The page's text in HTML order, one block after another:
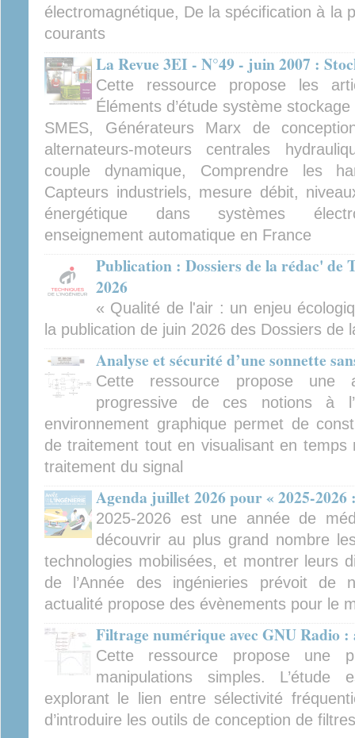
électromagnétique, De la spécification à la
courants
La Revue 3EI - N°49 - juin 2007 :
Cette ressource propose les
Éléments d’étude système
SMES, Générateurs Marx de
alternateurs-moteurs centrales
couple dynamique, Comprendre les
Capteurs industriels, mesure débit,
énergétique dans systèmes
enseignement automatique en France
Publication : Dossiers de la rédac' de
2026
« Qualité de l'air : un enjeu
la publication de juin 2026 des Dossiers de
Analyse et sécurité d’une sonnette
Cette ressource propose une
progressive de ces notions à
environnement graphique permet de
de traitement tout en visualisant en
traitement du signal
Agenda juillet 2026 pour « 2025-2026
2025-2026 est une année de
découvrir au plus grand nombre
technologies mobilisées, et montrer leurs
de l’Année des ingénieries prévoit de
actualité propose des évènements pour le
Filtrage numérique avec GNU Radio
Cette ressource propose une
manipulations simples. L’étude
explorant le lien entre sélectivité
d’introduire les outils de conception de filtres